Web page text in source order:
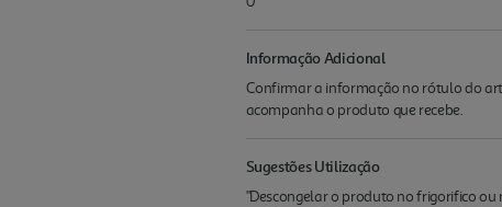
Informação Adicional
Confirmar a informação no rótulo do
acompanha o produto que recebe.
Sugestões Utilização
"Descongelar o produto no frigorifico